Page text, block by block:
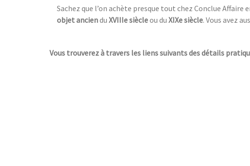
Sachez que l’on achète presque tout chez Conclue Affaire
objet anciendu XVIIIe siècleou du XIXe siècle. Vous avez
Vous trouverez à travers les liens suivants des détails